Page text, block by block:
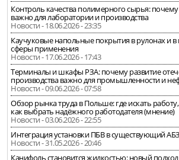
Контроль качества полимерного сырья:
важно для лаборатории и производства
Новости - 18.06.2026 - 23:35
Каучуковые напольные покрытия в рулонах и в
сферы применения
Новости - 17.06.2026 - 17:43
Терминалы и шкафы РЗА: почему развитие
производства важно для промышленности и
Новости - 09.06.2026 - 07:58
Обзор рынка труда в Польше: где искать
как выбрать надёжного работодателя (мнение)
Новости - 03.06.2026 - 22:55
Интеграция установки ПБВ в существующий АБЗ
Новости - 31.05.2026 - 20:46
Канифоль становится жидкостью: новый